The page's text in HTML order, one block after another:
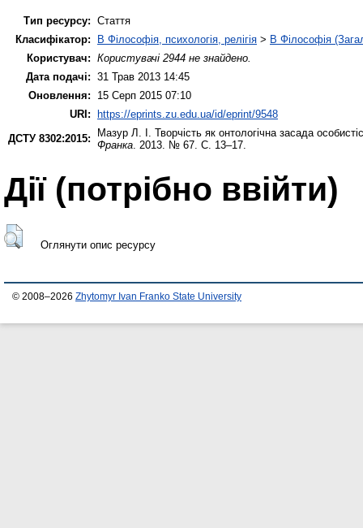
Тип ресурсу: Стаття
Класифікатор:
B Філософія, психологія, релігія > B Філософія
Користувач: Користувачі 2944 не знайдено.
Дата подачі: 31 Трав 2013 14:45
Оновлення:
15 Серп 2015 07:10
URI: https://eprints.zu.edu.ua/id/eprint/9548
ДСТУ 8302:2015:
Мазур Л. І. Творчість як онтологічна засада
Франка . 2013. № 67. С. 13–17.
Дії ​​(потрібно ввійти)
Оглянути опис ресурсу
© 2008–2026 Zhytomyr Ivan Franko State University